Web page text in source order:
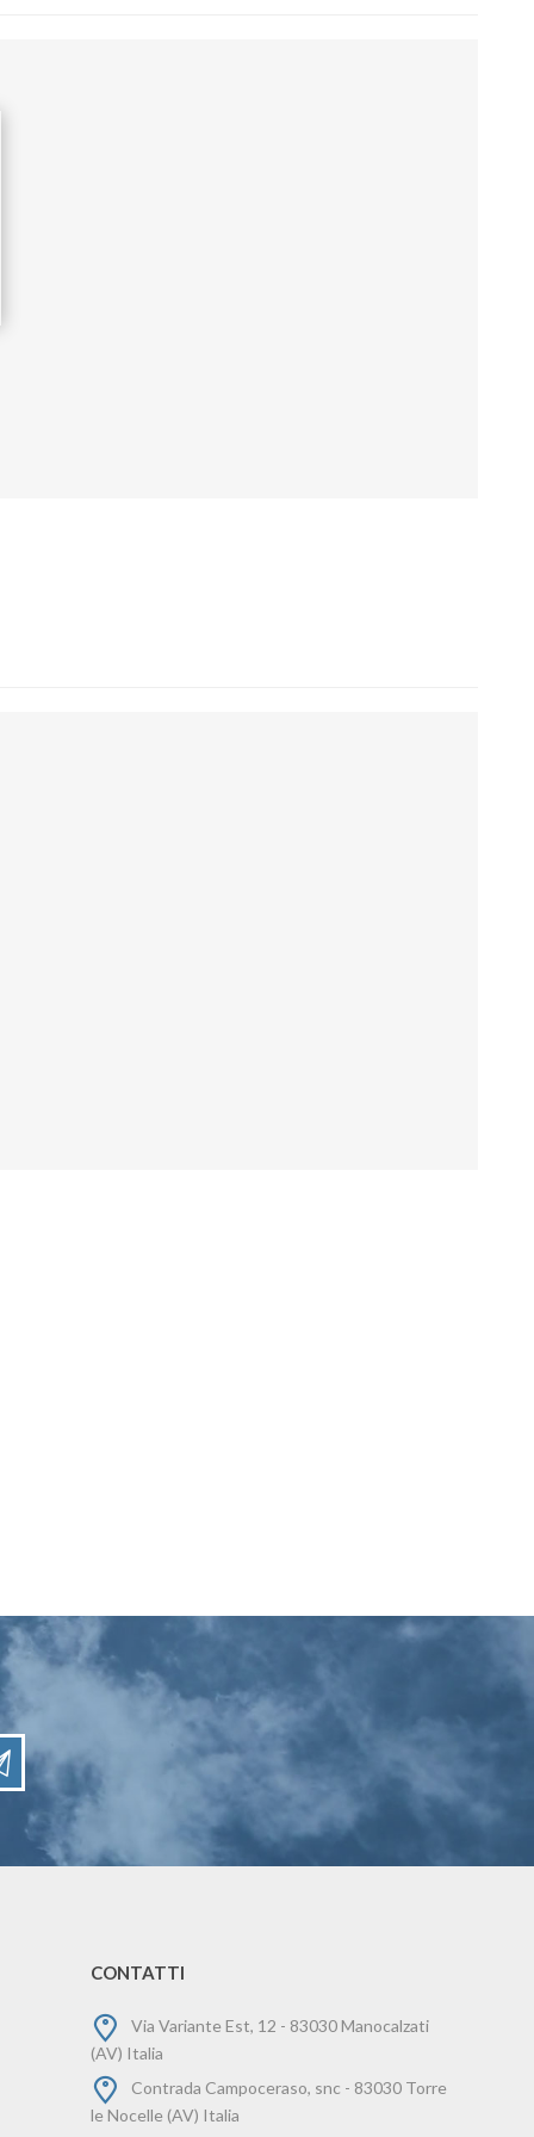
CONTATTI
Via Variante Est, 12 - 83030 Manocalzati
(AV) Italia
Contrada Campoceraso, snc - 83030 Torre
le Nocelle (AV) Italia